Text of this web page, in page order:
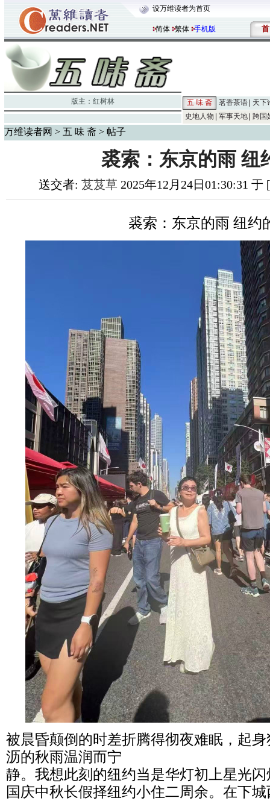
设万维读者为首页
简体 繁体 手机版 首
版主： 红树林 五 味 斋 茗香茶语
天下
史地人物
军事天地 跨国
万维读者网 > 五 味 斋 > 帖子
裘索：东京的雨 纽
送交者: 芨芨草 2025年12月24日01:30:31
裘索：东京的雨 纽约
被晨昏颠倒的时差折腾得彻夜难眠，起
沥的秋雨温润而宁
静。我想此刻的纽约当是华灯初上星光
国庆中秋长假择纽约小住二周余。在下